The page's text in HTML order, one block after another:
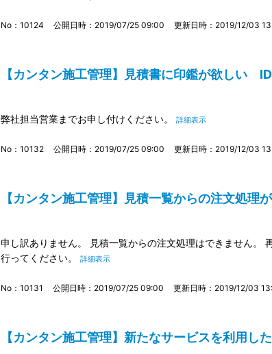
No：10124 公開日時：2019/07/25 09:00 更新日時：2019/12/03
【カンタン施工管理】見積書に印鑑が欲しい
弊社担当営業までお申し付けください。 詳細表示
No：10132 公開日時：2019/07/25 09:00 更新日時：2019/12/03
【カンタン施工管理】見積一覧からの注文処
申し訳ありません。 見積一覧からの注文処理はできません。
行ってください。
詳細表示
No：10131 公開日時：2019/07/25 09:00 更新日時：2019/12/03
【カンタン施工管理】新たなサービスを利用